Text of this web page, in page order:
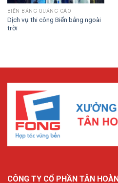
BIỂN BẢNG QUẢNG CÁO
Dịch vụ thi công Biển bảng ngoài
trời
CÔNG TY CỔ PHẦN TÂN